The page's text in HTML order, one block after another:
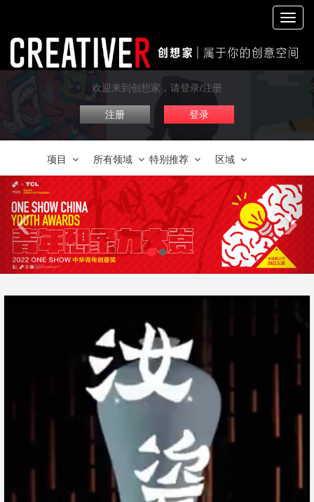
切
换
航
欢迎来到创想家，请登录/注册
注册 登录
项目 所有领域 特别推荐 区域
‹ ›